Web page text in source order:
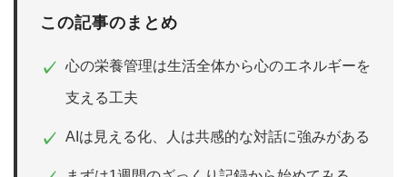
この記事のまとめ
✓ 心の栄養管理は生活全体から心のエネルギーを
支える工夫
✓ AIは見える化、人は共感的な対話に強みがある